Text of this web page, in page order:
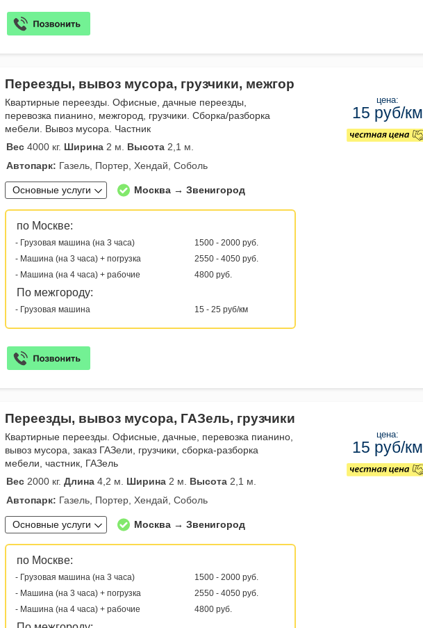
Переезды, вывоз мусора, грузчики, межгор
Квартирные переезды. Офисные, дачные переезды,
перевозка пианино, межгород, грузчики. Сборка/разборка
мебели. Вывоз мусора. Частник
Вес 4000 кг. Ширина 2 м. Высота 2,1 м.
Автопарк: Газель, Портер, Хендай, Соболь
Основные услуги Москва → Звенигород
по Москве:
- Грузовая машина (на 3 часа)
1500 - 2000 руб.
- Машина (на 3 часа) + погрузка
2550 - 4050 руб.
- Машина (на 4 часа) + рабочие
4800 руб.
По межгороду:
- Грузовая машина 15 - 25 руб/км
цена:
15 руб/км
Переезды, вывоз мусора, ГАЗель, грузчики
Квартирные переезды. Офисные, дачные, перевозка пианино,
вывоз мусора, заказ ГАЗели, грузчики, сборка-разборка
мебели, частник, ГАЗель
Вес 2000 кг. Длина 4,2 м. Ширина 2 м. Высота 2,1 м.
Автопарк: Газель, Портер, Хендай, Соболь
Основные услуги Москва → Звенигород
по Москве:
- Грузовая машина (на 3 часа)
1500 - 2000 руб.
- Машина (на 3 часа) + погрузка
2550 - 4050 руб.
- Машина (на 4 часа) + рабочие
4800 руб.
цена:
15 руб/км